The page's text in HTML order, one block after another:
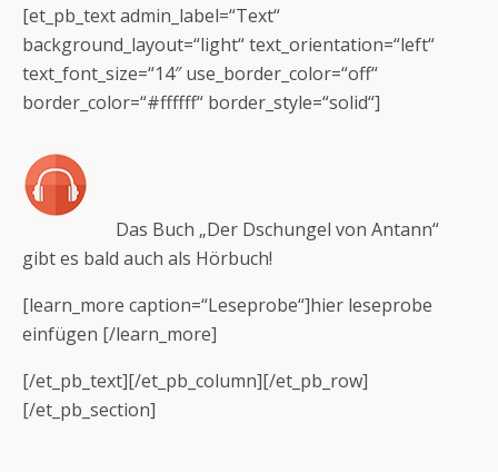
[et_pb_text admin_label=“Text“
background_layout=“light“ text_orientation=“left“
text_font_size=“14″ use_border_color=“off“
border_color=“#ffffff“ border_style=“solid“]
Das Buch „Der Dschungel von Antann“
gibt es bald auch als Hörbuch!
[learn_more caption=“Leseprobe“]hier leseprobe
einfügen [/learn_more]
[/et_pb_text][/et_pb_column][/et_pb_row]
[/et_pb_section]